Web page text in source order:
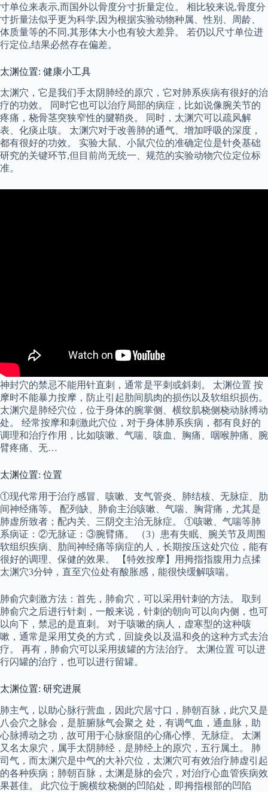
寸单位来表示,而国外以骨度分寸折量定位。 相比较来说,骨度分
寸折量法似乎更为科学,因为根据实验动物种属、性别、周龄、
体质量等的不同,其形体大小也有较大差异。 若仍以尺寸单位进
行定位,结果必然存在偏差。
太渊位置: 健康小工具
太渊穴，它是我们手太阴肺经的原穴，它对肺系疾病有很好的治
疗的功效。 同时它也可以治疗局部的病症，比如说像腕关节的
疼痛，桡骨茎突狭窄性的腱鞘炎。 同时，太渊穴可以疏风解
表、化痰止咳。 太渊穴对于改善肺的通气、增加呼吸的深度，
都有很好的功效。 实验大鼠、小鼠穴位的准确定位是针灸基础
研究的关键环节,但目前尚无统一、规范的实验动物穴位定位标
准。
神封穴的禁忌不能用针直刺，通常是平刺或斜刺。 太渊位置 按
摩时不能暴力按摩，防止引起肋间肌肉的损伤以及软组织损伤。
太渊穴是肺经穴位，位于身体的腕掌侧、横纹肌桡侧桡动脉搏动
处。 经常按摩和刺激此穴位，对于身体肺系疾病，都有良好的
调理和治疗作用，比如咳嗽、气喘、咳血、胸痛、咽喉肿痛、腕
臂疼痛、无…
太渊位置: 位置
①现代常用于治疗感冒、咳嗽、支气管炎、肺结核、无脉症、肋
间神经痛等。 配列缺、肺俞主治咳嗽、气喘、胸背痛，尤其是
肺虚所致者；配内关、三阴交主治无脉症。 ①咳嗽、气喘等肺
系病证：②无脉证：③腕臂痛。 （3）患有失眠、腕关节及周围
软组织疾病、肋间神经痛等病症的人，长期按压这处穴位，能有
很好的调理、保健的效果。 【特效按摩】用拇指指腹用力点揉
太渊穴3分钟，直至穴位处有酸胀感，能很快缓解咳喘。
肺俞穴刺激方法：首先，肺俞穴，可以采用针刺的方法。 取到
肺俞穴之后进行针刺，一般来说，针刺的朝向可以向内侧，也可
以向下，禁忌的是直刺。 对于咳嗽的病人，虚寒型的这种咳
嗽，通常是采用艾灸的方式，回旋灸以及温和灸的这种方式去治
疗。 再有，肺俞穴可以采用拔罐的方法治疗。 太渊位置 可以进
行闪罐的治疗，也可以进行留罐。
太渊位置: 研究进展
肺主气，以助心脉行营血，因此穴居寸口，肺朝百脉，此穴又是
八会穴之脉会，是脏腑脉气会聚之 处，有调气血，通血脉，助
心脉搏动之功，故可用于心脉瘀阻的心痛心悸、无脉症。 太渊
又名太泉穴，属手太阴肺经，是肺经上的原穴，五行属土。 肺
司气，而太渊穴是中气的大补穴位，太渊穴可有效治疗肺虚引起
的各种疾病；肺朝百脉，太渊是脉的会穴，对治疗心血管疾病效
果甚佳。 此穴位于腕横纹桡侧的凹陷处，即拇指根部的凹陷